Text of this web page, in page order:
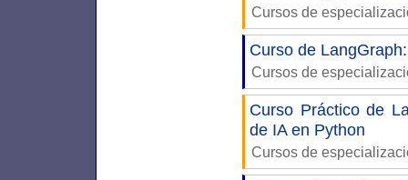
Cursos de
Curso de
Cursos de
Curso Práctico de
de IA en Python
Cursos de